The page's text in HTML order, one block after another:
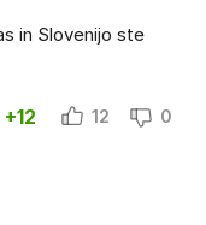
in Slovenijo ste
+12 12 0